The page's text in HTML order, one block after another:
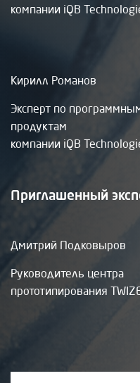
компании iQB
Кирилл Романов
Эксперт по
продуктам
компании iQB
Приглашенный
Дмитрий Подковыров
Руководитель центра
прототипирования